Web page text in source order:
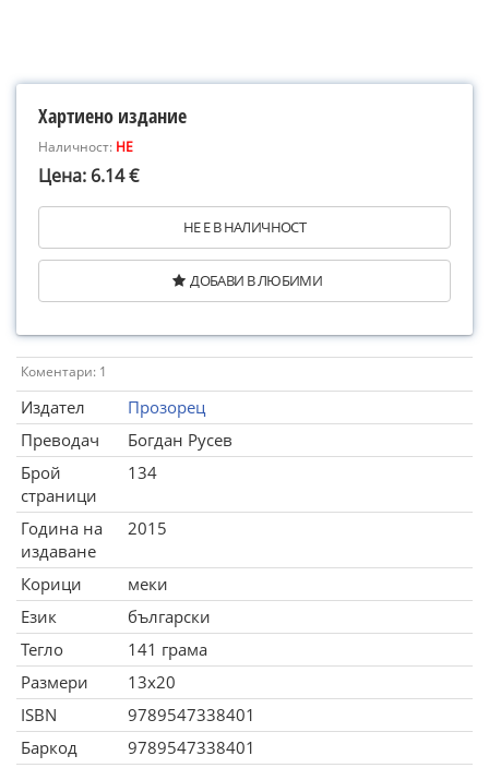
Хартиено издание
Наличност: НЕ
Цена: 6.14 €
НЕ Е В НАЛИЧНОСТ
ДОБАВИ В ЛЮБИМИ
Коментари: 1
Издател
Прозорец
Преводач
Богдан Русев
Брой
страници
134
Година на
издаване
2015
Корици
меки
Език
български
Тегло
141 грама
Размери
13x20
ISBN
9789547338401
Баркод
9789547338401